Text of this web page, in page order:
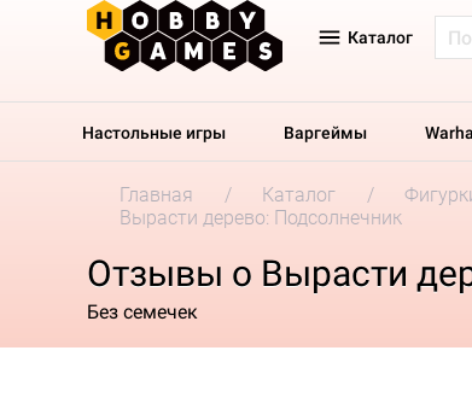
Каталог
Настольные игры Варгеймы
Главная Каталог
Вырасти дерево: Подсолнечник
Отзывы о Вырасти
Без семечек